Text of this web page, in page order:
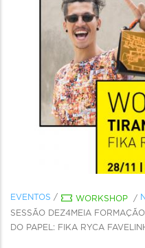
EVENTOS / WORKSHOP /
SESSÃO DEZ4MEIA
DO PAPEL: FIKA RYCA